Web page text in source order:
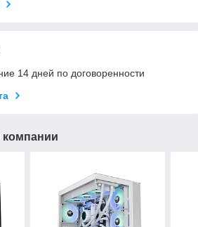
14 дней по договоренности